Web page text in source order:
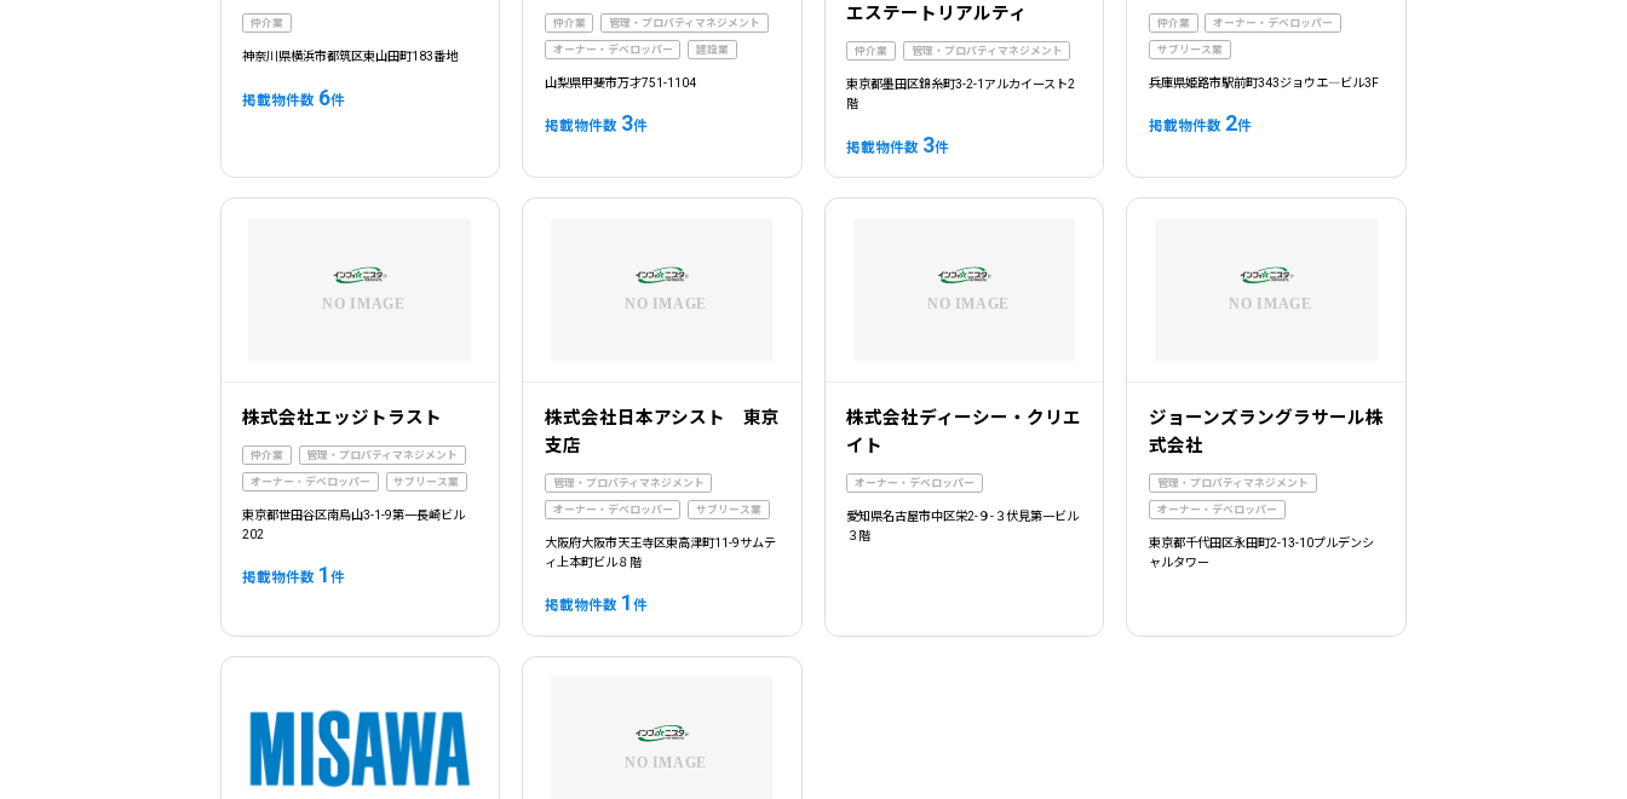
仲介業
神奈川県横浜市都筑区東山田町183番地
掲載物件数 6件
仲介業 管理・プロパティマネジメント
オーナー・デベロッパー 建設業
山梨県甲斐市万才751-1104
掲載物件数 3件
エステートリアルティ
仲介業 管理・プロパティマネジメント
東京都墨田区錦糸町3-2-1アルカイースト2
階
掲載物件数 3件
仲介業 オーナー・デベロッパー
サブリース業
兵庫県姫路市駅前町343ジョウエ―ビル3F
掲載物件数 2件
株式会社エッジトラスト
仲介業 管理・プロパティマネジメント
オーナー・デベロッパー サブリース業
東京都世田谷区南烏山3-1-9第一長崎ビル
202
掲載物件数 1件
株式会社日本アシスト 東京
支店
管理・プロパティマネジメント
オーナー・デベロッパー サブリース業
大阪府大阪市天王寺区東高津町11-9サムテ
ィ上本町ビル８階
掲載物件数 1 件
株式会社ディーシー・クリエ
イト
オーナー・デベロッパー
愛知県名古屋市中区栄2-９-３伏見第一ビル
３階
ジョーンズラングラサール株
式会社
管理・プロパティマネジメント
オーナー・デベロッパー
東京都千代田区永田町2-13-10プルデンシ
ャルタワー